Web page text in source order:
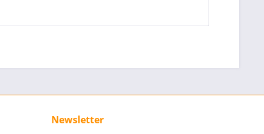
Newsletter